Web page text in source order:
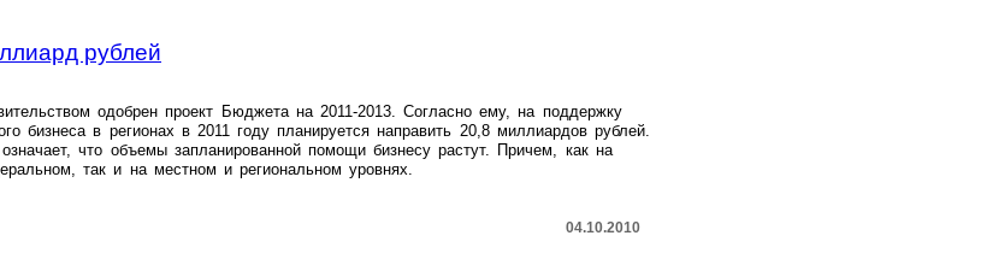
рублей
одобрен проект Бюджета на 2011-2013. Согласно ему, на поддержку
бизнеса в регионах в 2011 году планируется направить 20,8 миллиардов рублей.
что объемы запланированной помощи бизнесу растут. Причем, как на
так и на местном и региональном уровнях.
04.10.2010